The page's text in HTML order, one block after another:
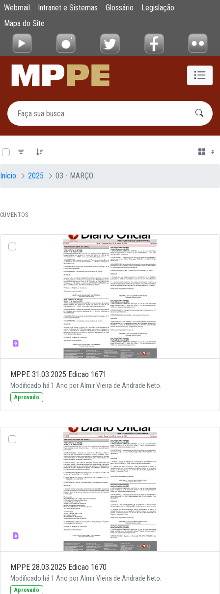
Pular para o Conteúdo principal
Documentos
Webmail Intranet e Sistemas Glossário
Legislação
Mapa do Site
Início 2025 03 - MARÇO
MPPE 31.03.2025 Edicao 1671
Modificado há 1 Ano por Almir Vieira de Andrade Neto.
Aprovado
MPPE 28.03.2025 Edicao 1670
Modificado há 1 Ano por Almir Vieira de Andrade Neto.
Aprovado